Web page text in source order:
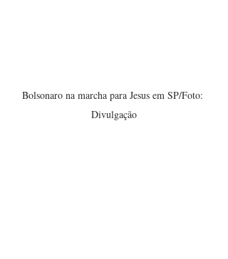
Bolsonaro na marcha para Jesus em SP/Foto:
Divulgação